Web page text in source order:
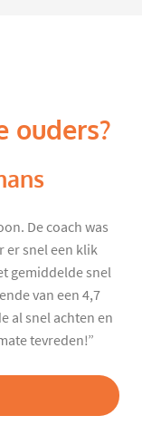
ouders?
De coach was
er snel een klik
gemiddelde snel
van een 4,7
al snel achten en
tevreden!”